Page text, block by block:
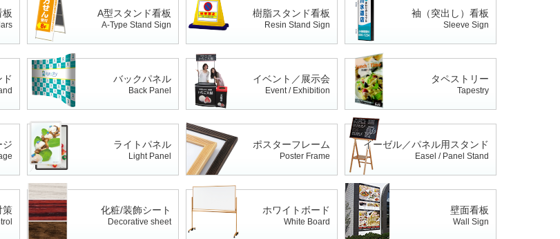
A型スタンド看板
A-Type Stand Sign
樹脂スタンド看板
Resin Stand Sign
袖（突出し）看板
Sleeve Sign
バックパネル
Back Panel
イベント／展示会
Event / Exhibition
タペストリー
Tapestry
ジ ライトパネル
Light Panel
ポスターフレーム
Poster Frame
イーゼル／パネル用スタンド
Easel / Panel Stand
策 化粧/装飾シート
Decorative sheet
ホワイトボード
White Board
壁面看板
Wall Sign